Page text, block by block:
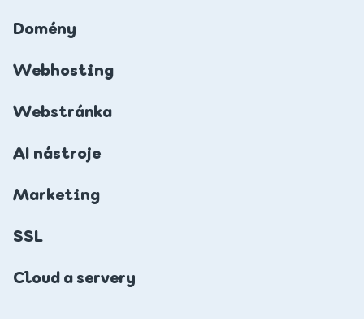
Domény
Webhosting
Webstránka
AI nástroje
Marketing
SSL
Cloud a servery